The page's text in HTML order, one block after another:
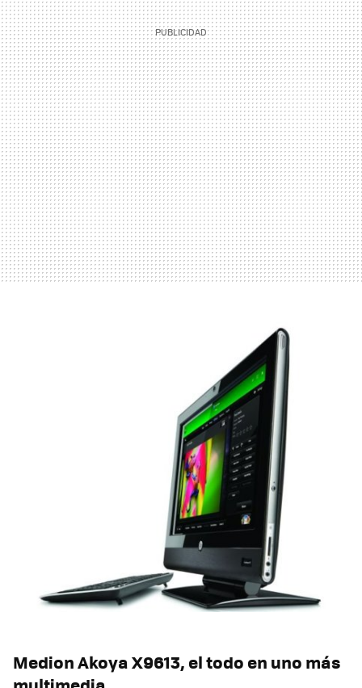
Medion Akoya X9613, el todo en uno más